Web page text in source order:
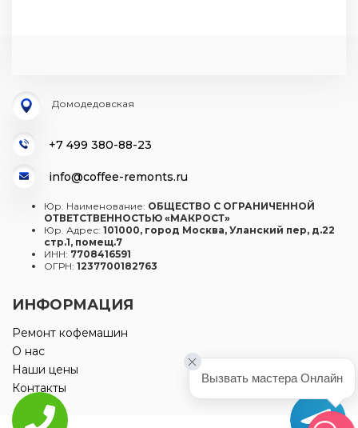
Домодедовская
+7 499 380-88-23
info@coffee-remonts.ru
Юр. Наименование: ОБЩЕСТВО С ОГРАНИЧЕННОЙ
ОТВЕТСТВЕННОСТЬЮ «МАКРОСТ»
Юр. Адрес: 101000, город Москва, Уланский пер, д.22
стр.1, помещ.7
ИНН: 7708416591
ОГРН: 1237700182763
ИНФОРМАЦИЯ
Ремонт кофемашин
О нас
Наши цены
Контакты
Вызвать мастера Онлайн